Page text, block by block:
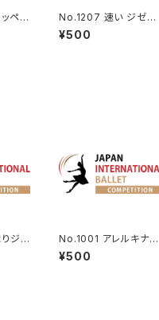
ペリ
No.1207 速い ジゼル
よりペザント男性Va.
¥500
ジ
No.1001 アレルキナー
ダより男性Va.
¥500